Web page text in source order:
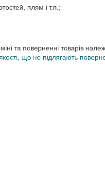
плям і т.п.;
та поверненні товарів
що не підлягають